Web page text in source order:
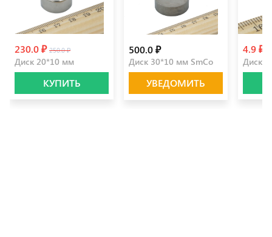
230.0 ₽ 250.0 ₽
Диск 20*10 мм
КУПИТЬ
500.0 ₽
Диск 30*10 мм SmCo
УВЕДОМИТЬ
4.9 ₽
Диск